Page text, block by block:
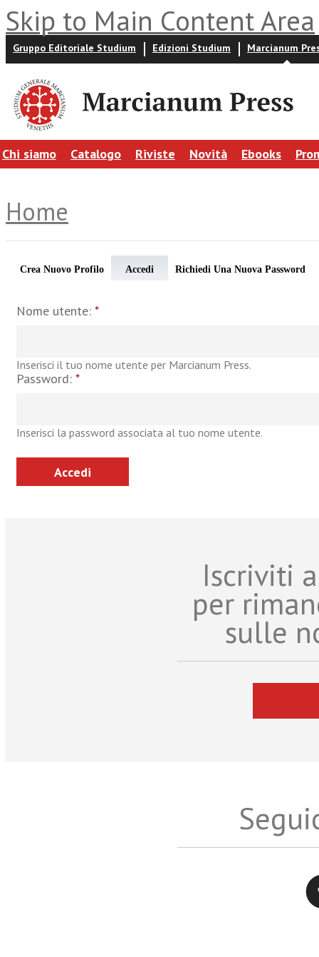
Skip to Main Content Area
Gruppo Editoriale Studium Edizioni Studium Marcianum
Chi siamo Catalogo Riviste Novità Ebooks
Home
Crea Nuovo Profilo Accedi Richiedi Una Nuova Password
Nome utente: *
Inserisci il tuo nome utente per Marcianum Press.
Password: *
Inserisci la password associata al tuo nome utente.
Iscriviti
per
sulle